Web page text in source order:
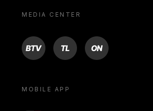
MEDIA CENTER
BTV TL ON
MOBILE APP